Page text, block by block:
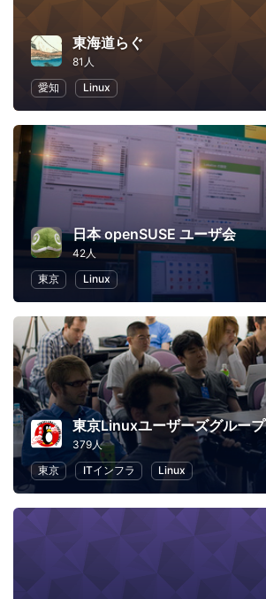
東海道らぐ
81人
愛知
Linux
日本 openSUSE ユーザ会
42人
東京
Linux
東京Linuxユーザーズグループ
379人
東京
ITインフラ Linux